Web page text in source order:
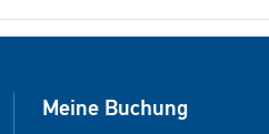
Meine Buchung